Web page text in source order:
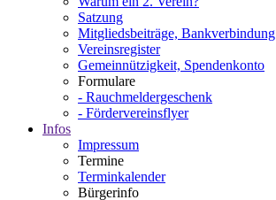
Satzung
Mitgliedsbeiträge, Bankverbindung
Vereinsregister
Gemeinnützigkeit, Spendenkonto
Formulare
- Rauchmeldergeschenk
- Fördervereinsflyer
Infos
Impressum
Termine
Terminkalender
Bürgerinfo